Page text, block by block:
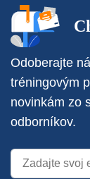
Odoberajte
tréningovým
novinkám zo
odborníkov.